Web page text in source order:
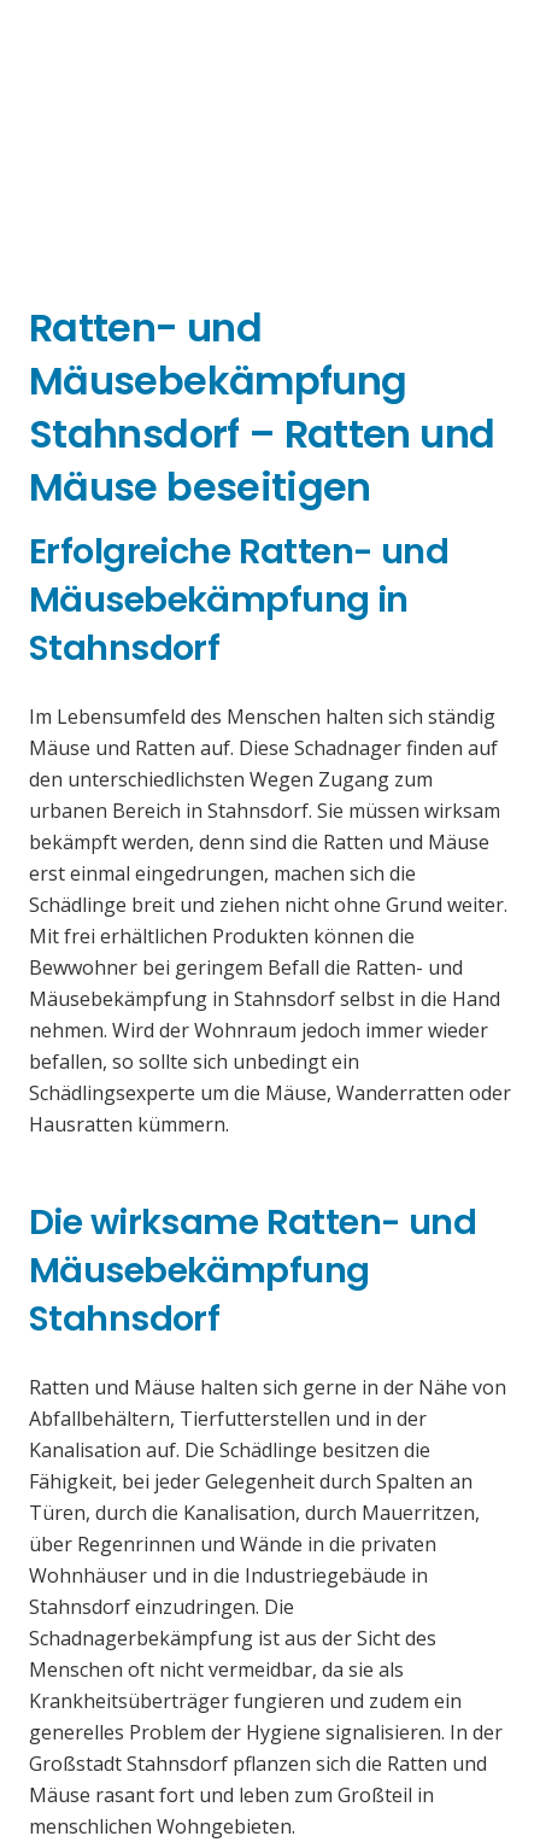
Ratten- und
Mäusebekämpfung
Stahnsdorf – Ratten und
Mäuse beseitigen
Erfolgreiche Ratten- und
Mäusebekämpfung in
Stahnsdorf
Im Lebensumfeld des Menschen halten sich ständig
Mäuse und Ratten auf. Diese Schadnager finden auf
den unterschiedlichsten Wegen Zugang zum
urbanen Bereich in Stahnsdorf. Sie müssen wirksam
bekämpft werden, denn sind die Ratten und Mäuse
erst einmal eingedrungen, machen sich die
Schädlinge breit und ziehen nicht ohne Grund weiter.
Mit frei erhältlichen Produkten können die
Bewwohner bei geringem Befall die Ratten- und
Mäusebekämpfung in Stahnsdorf selbst in die Hand
nehmen. Wird der Wohnraum jedoch immer wieder
befallen, so sollte sich unbedingt ein
Schädlingsexperte um die Mäuse, Wanderratten oder
Hausratten kümmern.
Die wirksame Ratten- und
Mäusebekämpfung
Stahnsdorf
Ratten und Mäuse halten sich gerne in der Nähe von
Abfallbehältern, Tierfutterstellen und in der
Kanalisation auf. Die Schädlinge besitzen die
Fähigkeit, bei jeder Gelegenheit durch Spalten an
Türen, durch die Kanalisation, durch Mauerritzen,
über Regenrinnen und Wände in die privaten
Wohnhäuser und in die Industriegebäude in
Stahnsdorf einzudringen. Die
Schadnagerbekämpfung ist aus der Sicht des
Menschen oft nicht vermeidbar, da sie als
Krankheitsüberträger fungieren und zudem ein
generelles Problem der Hygiene signalisieren. In der
Großstadt Stahnsdorf pflanzen sich die Ratten und
Mäuse rasant fort und leben zum Großteil in
menschlichen Wohngebieten.